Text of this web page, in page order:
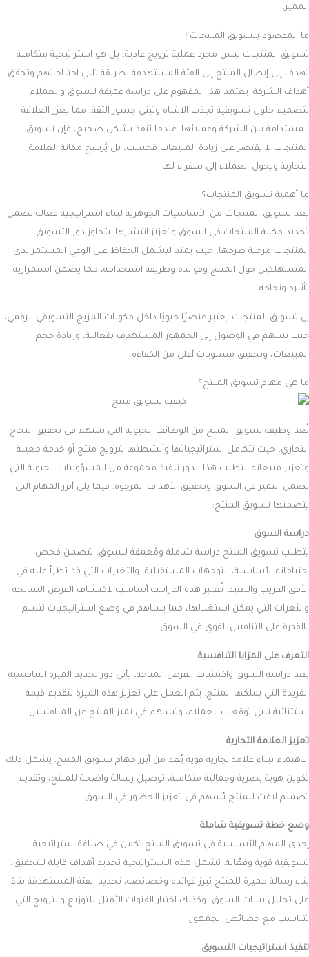
المميز.
ما المقصود بتسويق المنتجات؟
تسويق المنتجات ليس مجرد عملية ترويج عادية، بل هو استراتيجية متكاملة
تهدف إلى إيصال المنتج إلى الفئة المستهدفة بطريقة تلبي احتياجاتهم وتحقق
أهداف الشركة. يعتمد هذا المفهوم على دراسة عميقة للسوق والعملاء
لتصميم حلول تسويقية تجذب الانتباه وتبني جسور الثقة، مما يعزز العلاقة
المستدامة بين الشركة وعملائها. عندما يُنفذ بشكل صحيح، فإن تسويق
المنتجات لا يقتصر على زيادة المبيعات فحسب، بل يُرسخ مكانة العلامة
التجارية ويحول العملاء إلى سفراء لها.
ما أهمية تسويق المنتجات؟
يعد تسويق المنتجات من الأساسيات الجوهرية لبناء استراتيجية فعالة تضمن
تحديد مكانة المنتجات في السوق وتعزيز انتشارها. يتجاوز دور التسويق
المنتجات مرحلة طرحها، حيث يمتد ليشمل الحفاظ على الوعي المستمر لدى
المستهلكين حول المنتج وفوائده وطريقة استخدامه، مما يضمن استمرارية
تأثيره ونجاحه.
إن تسويق المنتجات يعتبر عنصرًا حيويًا داخل مكونات المزيج التسويقي الرقمي،
حيث يسهم في الوصول إلى الجمهور المستهدف بفعالية، وزيادة حجم
المبيعات، وتحقيق مستويات أعلى من الكفاءة.
ما هي مهام تسويق المنتج؟
تُعد وظيفة تسويق المنتج من الوظائف الحيوية التي تسهم في تحقيق النجاح
التجاري، حيث تتكامل استراتيجياتها وأنشطتها لترويج منتج أو خدمة معينة
وتعزيز مبيعاته. يتطلب هذا الدور تنفيذ مجموعة من المسؤوليات الحيوية التي
تضمن التميز في السوق وتحقيق الأهداف المرجوة. فيما يلي أبرز المهام التي
يتضمنها تسويق المنتج:
دراسة السوق
يتطلب تسويق المنتج دراسة شاملة ومُعمقة للسوق، تتضمن فحص
احتياجاته الأساسية، التوجهات المستقبلية، والتغيرات التي قد تطرأ عليه في
الأفق القريب والبعيد. تُعتبر هذه الدراسة أساسية لاكتشاف الفرص السانحة
والثغرات التي يمكن استغلالها، مما يساهم في وضع استراتيجيات تتسم
بالقدرة على التنافس القوي في السوق.
التعرف على المزايا التنافسية
بعد دراسة السوق واكتشاف الفرص المتاحة، يأتي دور تحديد الميزة التنافسية
الفريدة التي يملكها المنتج. يتم العمل على تعزيز هذه الميزة لتقديم قيمة
استثنائية تلبي توقعات العملاء، وتساهم في تميز المنتج عن المنافسين.
تعزيز العلامة التجارية
الاهتمام ببناء علامة تجارية قوية يُعد من أبرز مهام تسويق المنتج. يشمل ذلك
تكوين هوية بصرية وجمالية متكاملة، توصيل رسالة واضحة للمنتج، وتقديم
تصميم لافت للمنتج يُسهم في تعزيز الحضور في السوق.
وضع خطة تسويقية شاملة
إحدى المهام الأساسية في تسويق المنتج تكمن في صياغة استراتيجية
تسويقية قوية وفعّالة. تشمل هذه الاستراتيجية تحديد أهداف قابلة للتحقيق،
بناء رسالة مميزة للمنتج تبرز فوائده وخصائصه، تحديد الفئة المستهدفة بناءً
على تحليل بيانات السوق، وكذلك اختيار القنوات الأمثل للتوزيع والترويج التي
تتناسب مع خصائص الجمهور.
تنفيذ استراتيجيات التسويق